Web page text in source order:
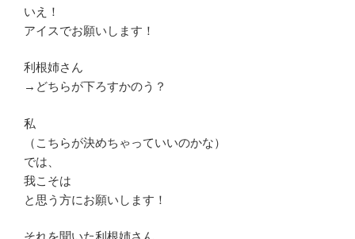
いえ！
アイスでお願いします！
利根姉さん
→どちらが下ろすかのう？
私
（こちらが決めちゃっていいのかな）
では、
我こそは
と思う方にお願いします！